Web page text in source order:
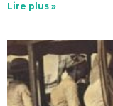
Lire plus »